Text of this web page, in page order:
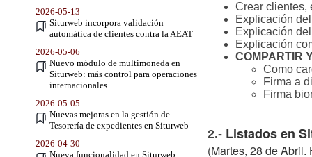
2026-05-13
Siturweb incorpora validación
automática de clientes contra la AEAT
2026-05-06
Nuevo módulo de multimoneda en
Siturweb: más control para operaciones
internacionales
2026-05-05
Nuevas mejoras en la gestión de
Tesorería de expedientes en Siturweb
2026-04-30
Nueva funcionalidad en Siturweb:
Crear clientes,
Explicación
Explicación
Explicación
COMPARTIR
Como
Firma a
Firma
2.- Listados en
(Martes, 28 de Abril.